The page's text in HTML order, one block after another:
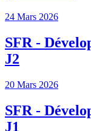
24 Mars 2026
SFR -
J2
20 Mars 2026
SFR -
J1